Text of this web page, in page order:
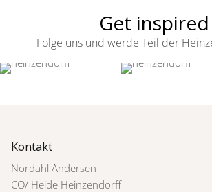
Get inspired
Folge uns und werde Teil der
Kontakt
Nordahl Andersen
CO/ Heide Heinzendorff